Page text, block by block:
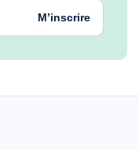
M’inscrire